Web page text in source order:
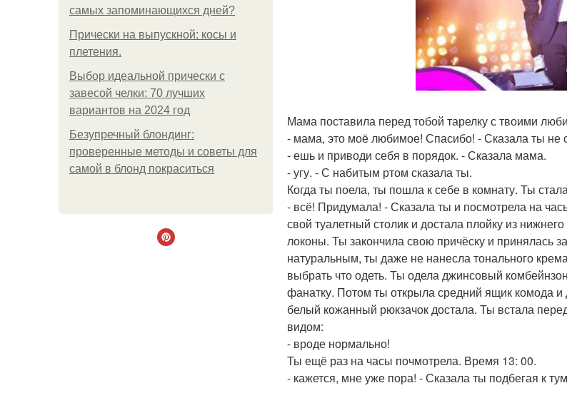
самых запоминающихся дней?
Прически на выпускной: косы и
плетения.
Выбор идеальной прически с
завесой челки: 70 лучших
вариантов на 2024 год
Безупречный блондинг:
проверенные методы и советы для
самой в блонд покраситься
Мама поставила перед тобой тарелку с твоими
- мама, это моё любимое! Спасибо! - Сказала ты не
- ешь и приводи себя в порядок. - Сказала мама.
- угу. - С набитым ртом сказала ты.
Когда ты поела, ты пошла к себе в комнату. Ты
- всё! Придумала! - Сказала ты и посмотрела на
свой туалетный столик и достала плойку из
локоны. Ты закончила свою причёску и принялась
натуральным, ты даже не нанесла тонального
выбрать что одеть. Ты одела джинсовый
фанатку. Потом ты открыла средний ящик комода
белый кожанный рюкзачок достала. Ты встала
видом:
- вроде нормально!
Ты ещё раз на часы почмотрела. Время 13: 00.
- кажется, мне уже пора! - Сказала ты подбегая к